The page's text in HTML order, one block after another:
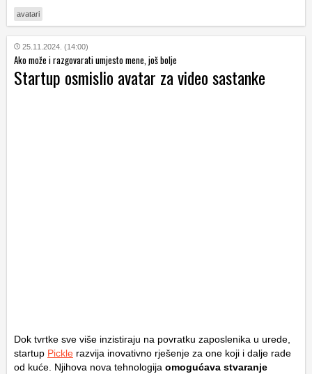
avatari
25.11.2024. (14:00)
Ako može i razgovarati umjesto mene, još bolje
Startup osmislio avatar za video sastanke
Dok tvrtke sve više inzistiraju na povratku zaposlenika u urede,
startup Pickle razvija inovativno rješenje za one koji i dalje rade
od kuće. Njihova nova tehnologija omogućava stvaranje